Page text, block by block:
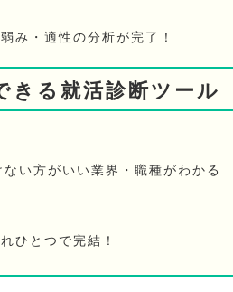
み・適性の分析が完了！
きる就活診断ツール
い方がいい業界・職種がわかる
ひとつで完結！